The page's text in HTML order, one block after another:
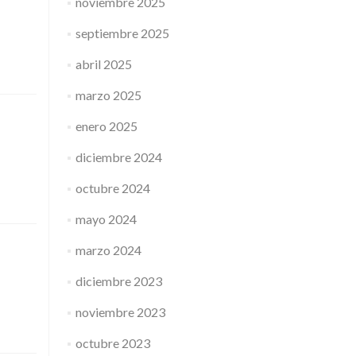
septiembre 2025
abril 2025
marzo 2025
enero 2025
diciembre 2024
octubre 2024
mayo 2024
marzo 2024
diciembre 2023
noviembre 2023
octubre 2023